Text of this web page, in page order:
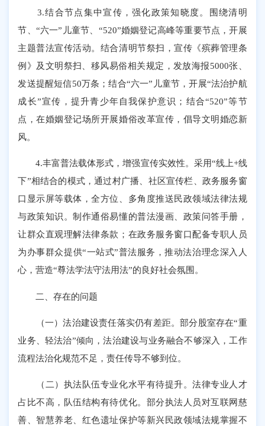
3.结合节点集中宣传，强化政策知晓度。围绕清明
节、“六一”儿童节、“520”婚姻登记高峰等重要节点，开展
主题普法宣传活动。结合清明节祭扫，宣传《殡葬管理条
例》及文明祭扫、移风易俗相关规定，发放海报5000张、
发送提醒短信50万条；结合“六一”儿童节，开展“法治护航
成长”宣传，提升青少年自我保护意识；结合“520”等节
点，在婚姻登记场所开展婚俗改革宣传，倡导文明婚恋新
风。
4.丰富普法载体形式，增强宣传实效性。采用“线上+线
下”相结合的模式，通过村广播、社区宣传栏、政务服务窗
口显示屏等载体，全方位、多角度推送民政领域法律法规
与政策知识。制作通俗易懂的普法漫画、政策问答手册，
让群众直观理解法律条款；在政务服务窗口配备专职人员
为办事群众提供“一站式”普法服务，推动法治理念深入人
心，营造“尊法学法守法用法”的良好社会氛围。
二、存在的问题
（一）法治建设责任落实仍有差距。部分股室存在“重
业务、轻法治”倾向，法治建设与业务融合不够深入，工作
流程法治化规范不足，责任传导不够到位。
（二）执法队伍专业化水平有待提升。法律专业人才
占比不高，队伍结构有待优化。部分执法人员对互联网慈
善、智慧养老、红色遗址保护等新兴民政领域法规掌握不